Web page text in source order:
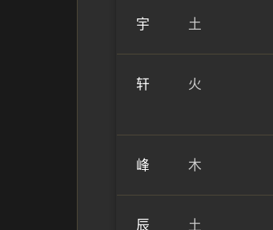
宇 土
轩 火
峰 木
辰 土